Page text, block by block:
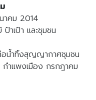
าคม 2014
าเป้า และชุมชน
อน้ำทิ้งสุญญากาศชุมชน
กำแพงเมือง กรกฎาคม